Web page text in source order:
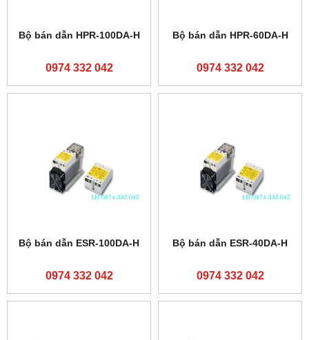
Bộ bán dẫn HPR-100DA-H
0974 332 042
Bộ bán dẫn HPR-60DA-H
0974 332 042
Bộ bán dẫn ESR-100DA-H
0974 332 042
Bộ bán dẫn ESR-40DA-H
0974 332 042